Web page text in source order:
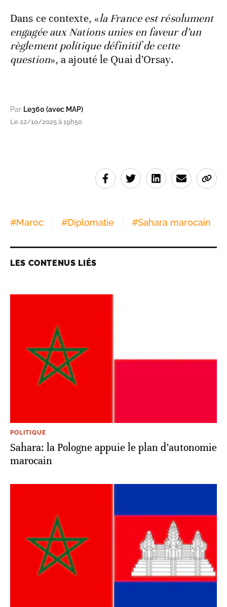
Dans ce contexte, «la France est résolument
engagée aux Nations unies en faveur d’un
règlement politique définitif de cette
question», a ajouté le Quai d’Orsay.
Par Le360 (avec MAP)
Le 22/10/2025 à 19h50
#Maroc #Diplomatie #Sahara marocain
LES CONTENUS LIÉS
POLITIQUE
Sahara: la Pologne appuie le plan d’autonomie
marocain